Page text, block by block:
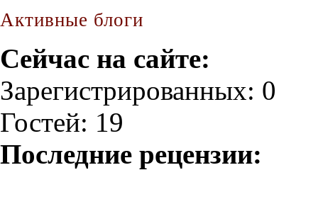
Активные блоги
Сейчас на сайте:
Зарегистрированных: 0
Гостей: 19
Последние рецензии: